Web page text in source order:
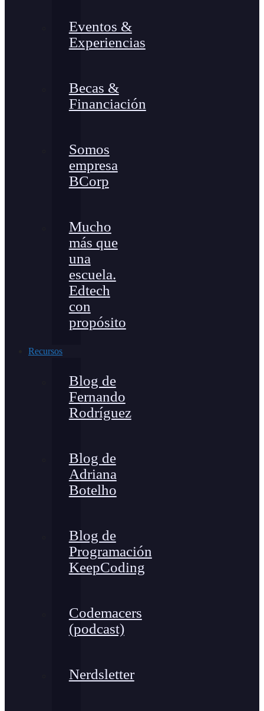
Eventos &
Experiencias
Becas &
Financiación
Somos
empresa
BCorp
Mucho
más que
una
escuela.
Edtech
con
propósito
Recursos
Blog de
Fernando
Rodríguez
Blog de
Adriana
Botelho
Blog de
Programación
KeepCoding
Codemacers
(podcast)
Nerdsletter